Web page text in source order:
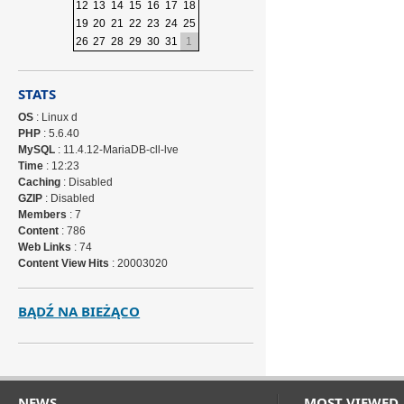
12 13 14 15 16 17 18
19 20 21 22 23 24 25
26 27 28 29 30 31 1
STATS
OS : Linux d
PHP : 5.6.40
MySQL : 11.4.12-MariaDB-cll-lve
Time : 12:23
Caching : Disabled
GZIP : Disabled
Members : 7
Content : 786
Web Links : 74
Content View Hits : 20003020
BĄDŹ NA BIEŻĄCO